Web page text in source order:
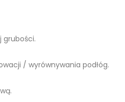
grubości.
/ wyrównywania podłóg.